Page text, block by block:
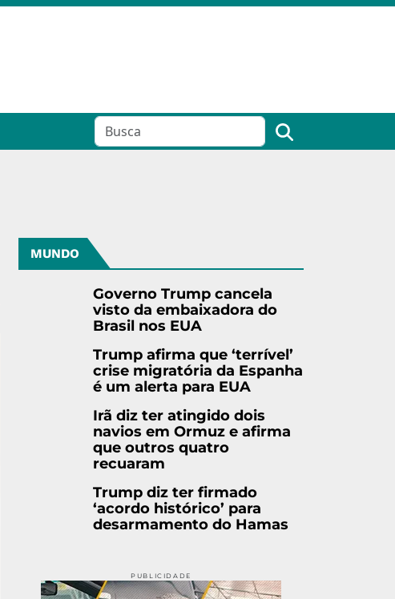
MUNDO
Governo Trump cancela
visto da embaixadora do
Brasil nos EUA
Trump afirma que ‘terrível’
crise migratória da Espanha
é um alerta para EUA
Irã diz ter atingido dois
navios em Ormuz e afirma
que outros quatro
recuaram
Trump diz ter firmado
‘acordo histórico’ para
desarmamento do Hamas
PUBLICIDADE